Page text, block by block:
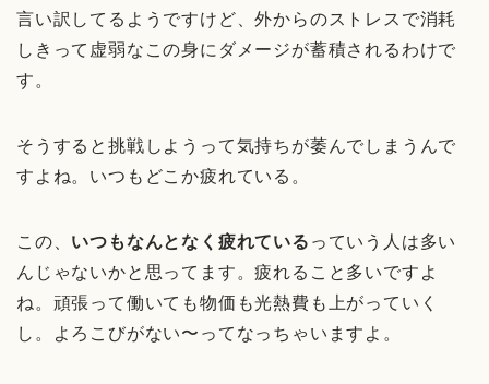
言い訳してるようですけど、外からのストレスで消耗
しきって虚弱なこの身にダメージが蓄積されるわけで
す。
そうすると挑戦しようって気持ちが萎んでしまうんで
すよね。いつもどこか疲れている。
この、 いつもなんとなく疲れている っていう人は多い
んじゃないかと思ってます。疲れること多いですよ
ね。頑張って働いても物価も光熱費も上がっていく
し。よろこびがない〜ってなっちゃいますよ。